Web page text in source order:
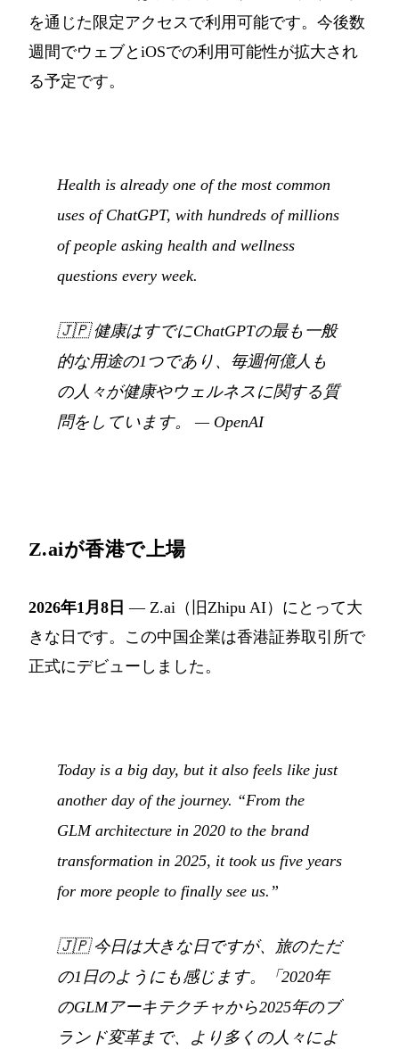
を通じた限定アクセスで利用可能です。今後数
週間でウェブとiOSでの利用可能性が拡大され
る予定です。
Health is already one of the most common
uses of ChatGPT, with hundreds of millions
of people asking health and wellness
questions every week.
🇯🇵健康はすでにChatGPTの最も一般
的な用途の1つであり、毎週何億人も
の人々が健康やウェルネスに関する質
問をしています。
— OpenAI
Z.aiが香港で上場
2026年1月8日 — Z.ai（旧Zhipu AI）にとって大
きな日です。この中国企業は香港証券取引所で
正式にデビューしました。
Today is a big day, but it also feels like just
another day of the journey. “From the
GLM architecture in 2020 to the brand
transformation in 2025, it took us five years
for more people to finally see us.”
🇯🇵今日は大きな日ですが、旅のただ
の1日のようにも感じます。「2020年
のGLMアーキテクチャから2025年のブ
ランド変革まで、より多くの人々によ